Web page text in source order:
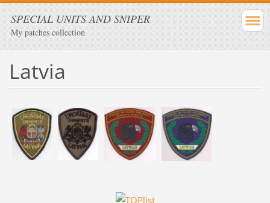
SPECIAL UNITS AND SNIPER
My patches collection
Latvia